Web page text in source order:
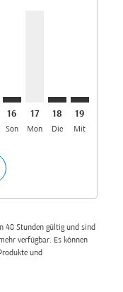
16
Son
17
Mon
18
Die
19
Mit
48 Stunden gültig und sind
verfügbar. Es können
und